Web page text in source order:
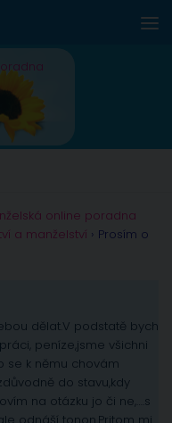
online poradna
a manželství › Prosím o
dělat.V podstatě bych
peníze,jsme všichni
se k němu chovám
do stavu,kdy
na otázku jo či ne,….s